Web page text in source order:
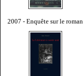
2007 - Enquête sur le roman